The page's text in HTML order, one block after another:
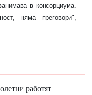
в консорциума.
няма преговори",
работят